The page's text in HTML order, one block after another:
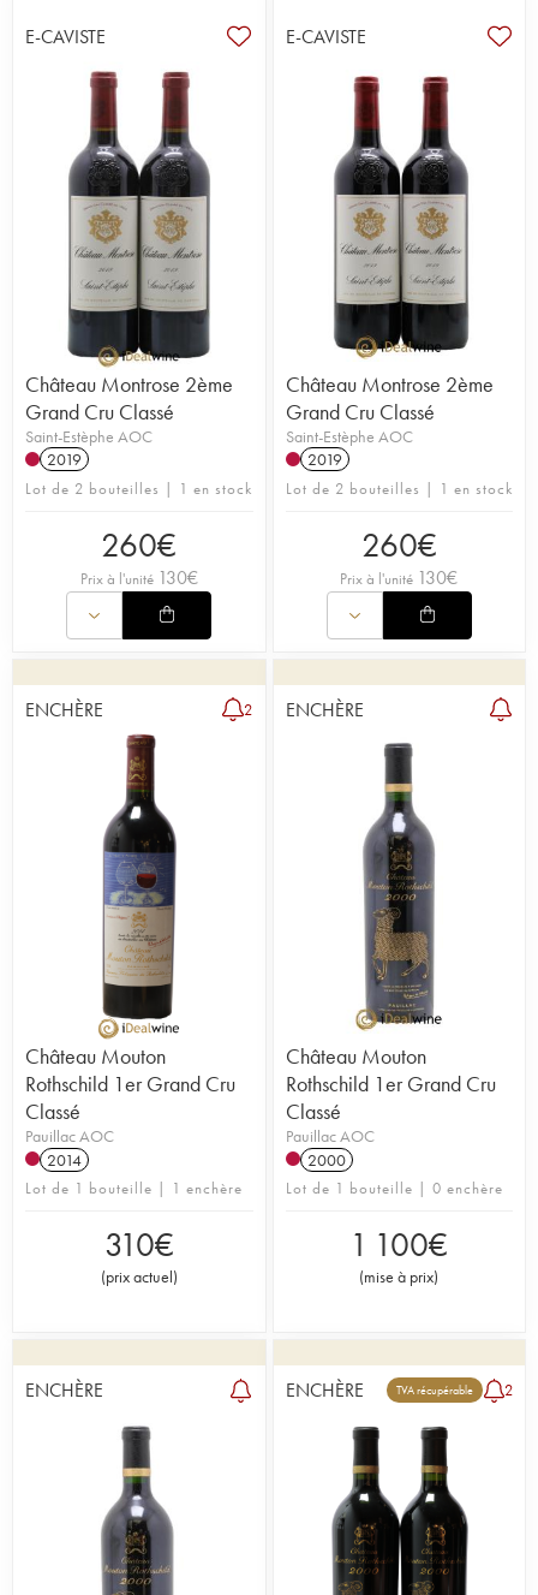
E-CAVISTE
Château Montrose 2ème
Grand Cru Classé
Saint-Estèphe AOC
2019
Lot de 2 bouteilles | 1 en stock
260€
Prix à l'unité 130€
E-CAVISTE
Château Montrose 2ème
Grand Cru Classé
Saint-Estèphe AOC
2019
Lot de 2 bouteilles | 1 en stock
260€
Prix à l'unité 130€
ENCHÈRE 2
Château Mouton
Rothschild 1er Grand Cru
Classé
Pauillac AOC
2014
Lot de 1 bouteille | 1 enchère
310€
(prix actuel)
ENCHÈRE
Château Mouton
Rothschild 1er Grand Cru
Classé
Pauillac AOC
2000
Lot de 1 bouteille | 0 enchère
1 100€
(mise à prix)
ENCHÈRE ENCHÈRE TVA récupérable 2